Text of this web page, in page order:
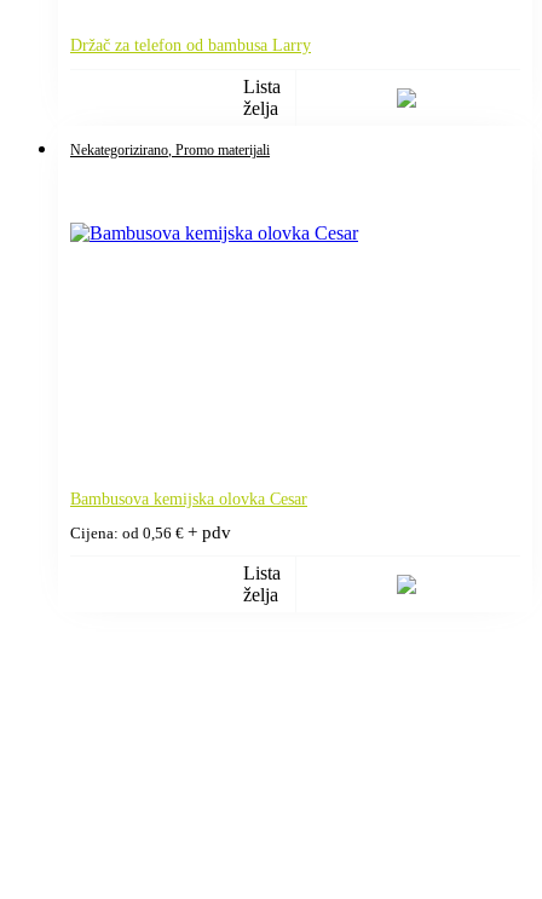
Držač za telefon od bambusa Larry
Lista
želja
Nekategorizirano , Promo materijali
Bambusova kemijska olovka Cesar
Cijena: od 0,56 € + pdv
Lista
želja